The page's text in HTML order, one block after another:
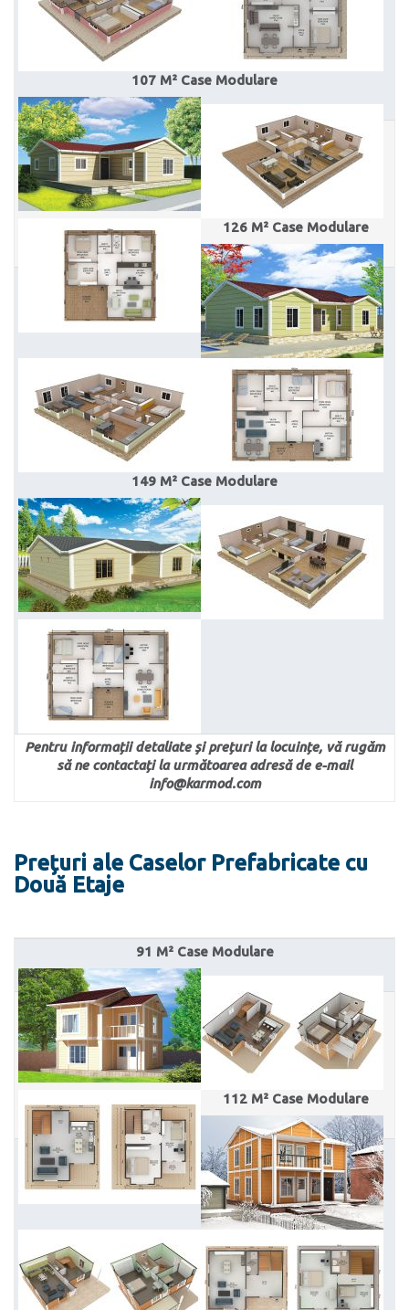
Pentru informații detaliate și prețuri la locuințe, vă rugăm
să ne contactați la următoarea adresă de e-mail
info@karmod.com
107 M² Case Modulare
126 M² Case Modulare
149 M² Case Modulare
Prețuri ale Caselor Prefabricate cu
Două Etaje
91 M² Case Modulare
112 M² Case Modulare